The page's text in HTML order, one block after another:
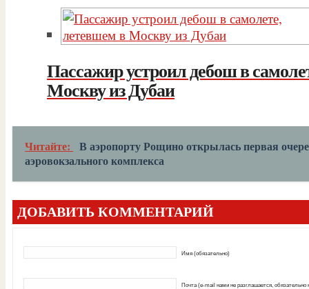
Пассажир устроил дебош в
Москву из Дубаи
Читайте:
В аэропорту Рощино открылась первая
аэровокзального комплекса
ДОБАВИТЬ КОММЕНТАРИЙ
Имя (обязательно)
Почта (e-mail нами не разглашается, обязательно